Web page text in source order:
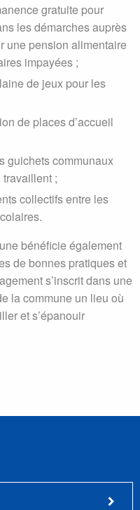
gratuite pour
les démarches auprès
une pension alimentaire
impayées ;
de jeux pour les
de places d’accueil
guichets communaux
;
collectifs entre les
bénéficie également
de bonnes pratiques et
s’inscrit dans une
la commune un lieu où
et s’épanouir